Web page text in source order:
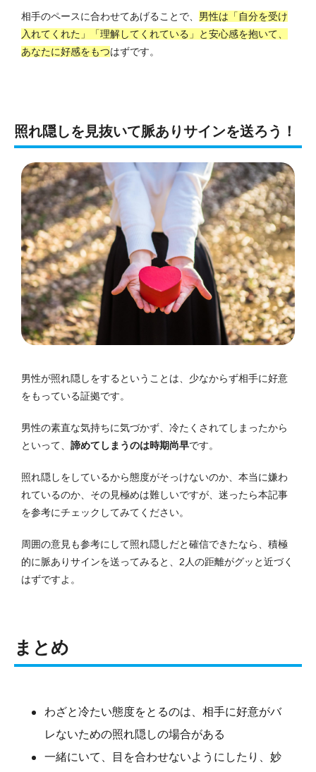
相手のペースに合わせてあげることで、 男性は「自分を受け
入れてくれた」「理解してくれている」と安心感を抱いて、
あなたに好感をもつはずです。
照れ隠しを見抜いて脈ありサインを送ろう！
男性が照れ隠しをするということは、少なからず相手に好意
をもっている証拠です。
男性の素直な気持ちに気づかず、冷たくされてしまったから
といって、 諦めてしまうのは時期尚早です。
照れ隠しをしているから態度がそっけないのか、本当に嫌わ
れているのか、その見極めは難しいですが、迷ったら本記事
を参考にチェックしてみてください。
周囲の意見も参考にして照れ隠しだと確信できたなら、積極
的に脈ありサインを送ってみると、2人の距離がグッと近づく
はずですよ。
まとめ
わざと冷たい態度をとるのは、相手に好意がバ
レないための照れ隠しの場合がある
一緒にいて、目を合わせないようにしたり、妙